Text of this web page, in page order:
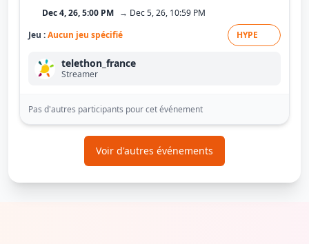
Dec 4, 26, 5:00 PM → Dec 5, 26, 10:59 PM
Jeu :Aucun jeu spécifié HYPE
telethon_france
Streamer
Pas d'autres participants pour cet événement
Voir d'autres événements